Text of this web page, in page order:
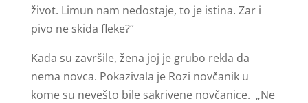
život. Limun nam nedostaje, to je istina. Zar i
pivo ne skida fleke?“
Kada su završile, žena joj je grubo rekla da
nema novca. Pokazivala je Rozi novčanik u
kome su nevešto bile sakrivene novčanice. „Ne